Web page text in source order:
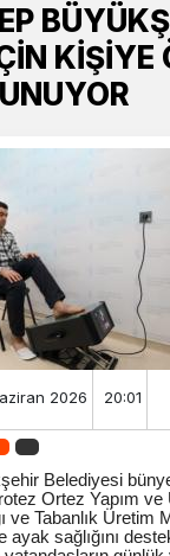
KİŞİYE
2026 20:01
Belediyesi
Ortez Yapım
ve Tabanlık Üretim
ayak sağlığını